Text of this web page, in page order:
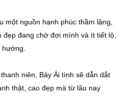
một nguồn hạnh phúc thầm lặng,
đang chờ đợi mình và ít tiết lộ,
niên, Bảy Ái tình sẽ dẫn dắt
thật, cao đẹp mà từ lâu nay